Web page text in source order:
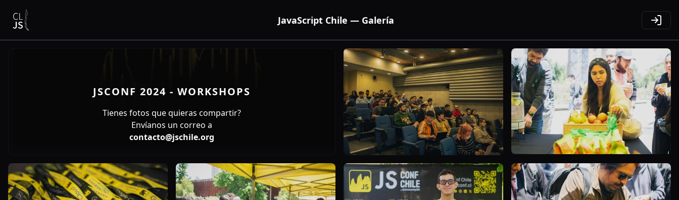
JavaScript Chile — Galería
JSCONF 2024 - WORKSHOPS
Tienes fotos que quieras compartir?
Envíanos un correo a
contacto@jschile.org